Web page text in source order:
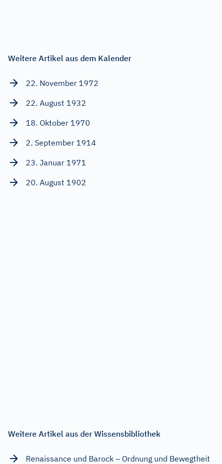
Weitere Artikel aus dem Kalender
22. November 1972
22. August 1932
18. Oktober 1970
2. September 1914
23. Januar 1971
20. August 1902
Weitere Artikel aus der Wissensbibliothek
Renaissance und Barock – Ordnung und Bewegtheit